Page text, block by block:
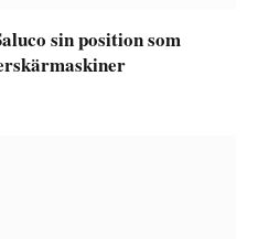
sin position som